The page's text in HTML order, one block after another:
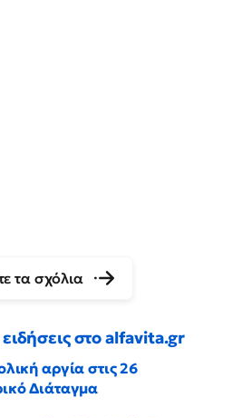
τα σχόλια
στο alfavita.gr
αργία στις 26
Διάταγμα